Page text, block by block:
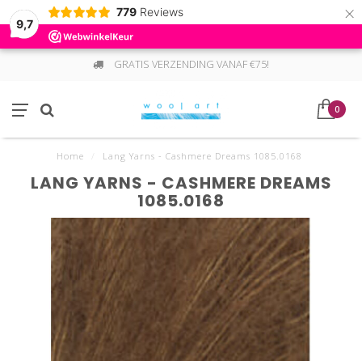
9,7
779 Reviews ×
GRATIS VERZENDING VANAF €75!
0
Home Lang Yarns - Cashmere Dreams 1085.0168
LANG YARNS - CASHMERE DREAMS
1085.0168